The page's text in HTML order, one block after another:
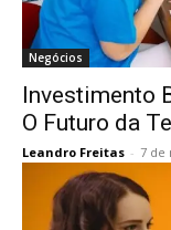
Negócios
Investimento
O Futuro da
Leandro Freitas - 7 de